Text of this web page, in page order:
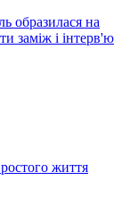
образилася на
заміж і інтерв'ю
життя